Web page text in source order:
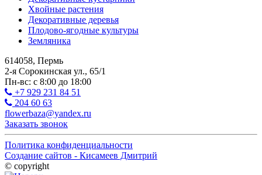
Хвойные растения
Декоративные деревья
Плодово-ягодные культуры
Земляника
614058, Пермь
2-я Сорокинская ул., 65/1
Пн-вс: с 8:00 до 18:00
+7 929 231 84 51
204 60 63
flowerbaza@yandex.ru
Заказать звонок
Политика конфиденциальности
Создание сайтов - Кисамеев Дмитрий
© copyright